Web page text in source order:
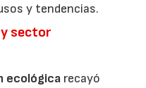
y tendencias.
sector
ecológica recayó